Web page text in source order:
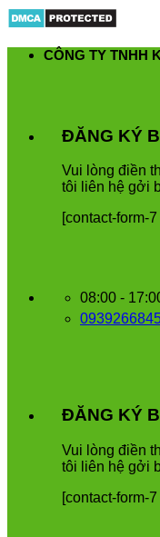
CÔNG TY TNHH
ĐĂNG KÝ
Vui òng điền th
tôi liên hệ gởi
[contact-form-
08:00 -
ĐĂNG KÝ
Vui òng điền th
tôi liên hệ gởi
[contact-form-